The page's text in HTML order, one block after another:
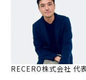
RECERO株式会社 代